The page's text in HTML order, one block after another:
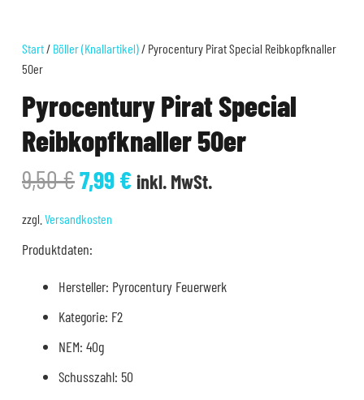
Start/ Böller (Knallartikel)/ Pyrocentury Pirat Special Reibkopfknaller
50er
Pyrocentury Pirat Special
Reibkopfknaller 50er
9,50€Ursprünglicher
Preis
war:
9,50 €
7,99€Aktueller
inkl. MwSt.
zzgl. Versandkosten
Produktdaten:
Hersteller: Pyrocentury Feuerwerk
Kategorie: F2
NEM: 40g
Schusszahl: 50